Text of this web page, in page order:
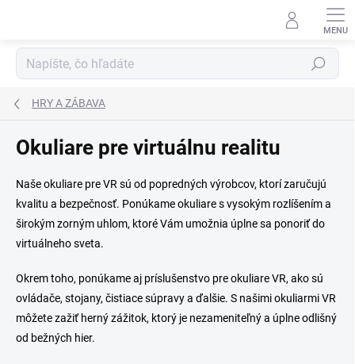
Hľadať
HRY A ZÁBAVA
Okuliare pre virtuálnu realitu
Naše okuliare pre VR sú od popredných výrobcov, ktorí zaručujú
kvalitu a bezpečnosť. Ponúkame okuliare s vysokým rozlíšením a
širokým zorným uhlom, ktoré Vám umožnia úplne sa ponoriť do
virtuálneho sveta.
Okrem toho, ponúkame aj príslušenstvo pre okuliare VR, ako sú
ovládače, stojany, čistiace súpravy a ďalšie. S našimi okuliarmi VR
môžete zažiť herný zážitok, ktorý je nezameniteľný a úplne odlišný
od bežných hier.